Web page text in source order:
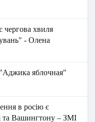
хвиля
- Олена
яблочная"
в росію є
та Вашингтону – ЗМІ